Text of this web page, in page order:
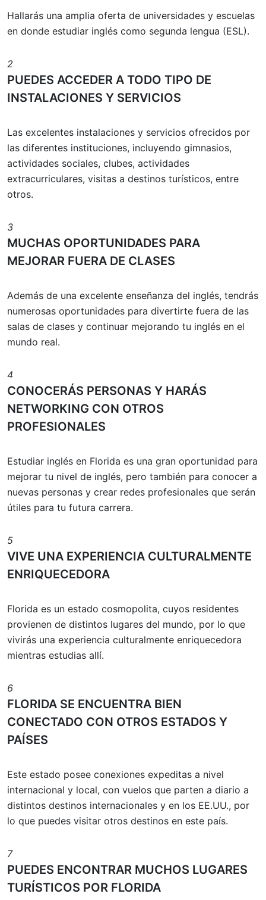
Hallarás una amplia oferta de universidades y escuelas
en donde estudiar inglés como segunda lengua (ESL).
2
PUEDES ACCEDER A TODO TIPO DE
INSTALACIONES Y SERVICIOS
Las excelentes instalaciones y servicios ofrecidos por
las diferentes instituciones, incluyendo gimnasios,
actividades sociales, clubes, actividades
extracurriculares, visitas a destinos turísticos, entre
otros.
3
MUCHAS OPORTUNIDADES PARA
MEJORAR FUERA DE CLASES
Además de una excelente enseñanza del inglés, tendrás
numerosas oportunidades para divertirte fuera de las
salas de clases y continuar mejorando tu inglés en el
mundo real.
4
CONOCERÁS PERSONAS Y HARÁS
NETWORKING CON OTROS
PROFESIONALES
Estudiar inglés en Florida es una gran oportunidad para
mejorar tu nivel de inglés, pero también para conocer a
nuevas personas y crear redes profesionales que serán
útiles para tu futura carrera.
5
VIVE UNA EXPERIENCIA CULTURALMENTE
ENRIQUECEDORA
Florida es un estado cosmopolita, cuyos residentes
provienen de distintos lugares del mundo, por lo que
vivirás una experiencia culturalmente enriquecedora
mientras estudias allí.
6
FLORIDA SE ENCUENTRA BIEN
CONECTADO CON OTROS ESTADOS Y
PAÍSES
Este estado posee conexiones expeditas a nivel
internacional y local, con vuelos que parten a diario a
distintos destinos internacionales y en los EE.UU., por
lo que puedes visitar otros destinos en este país.
7
PUEDES ENCONTRAR MUCHOS LUGARES
TURÍSTICOS POR FLORIDA